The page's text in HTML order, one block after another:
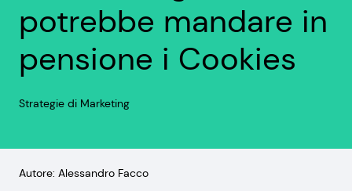
potrebbe mandare in
pensione i Cookies
Strategie di Marketing
Autore: Alessandro Facco